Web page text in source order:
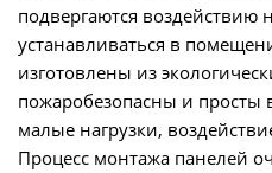
подвергаются воздействию
устанавливаться в
изготовлены из
пожаробезопасны и просты
малые нагрузки,
Процесс монтажа панелей